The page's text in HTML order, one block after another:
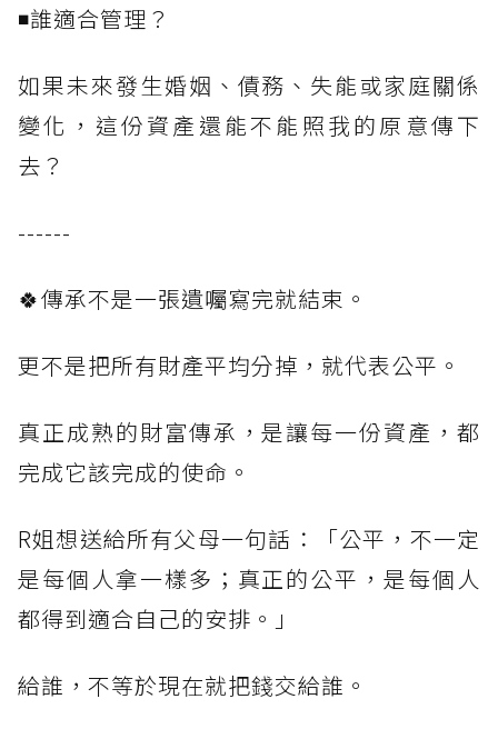
◾誰適合管理？
如果未來發生婚姻、債務、失能或家庭關係
變化，這份資產還能不能照我的原意傳下
去？
------
🍀傳承不是一張遺囑寫完就結束。
更不是把所有財產平均分掉，就代表公平。
真正成熟的財富傳承，是讓每一份資產，都
完成它該完成的使命。
R姐想送給所有父母一句話：「公平，不一定
是每個人拿一樣多；真正的公平，是每個人
都得到適合自己的安排。」
給誰，不等於現在就把錢交給誰。